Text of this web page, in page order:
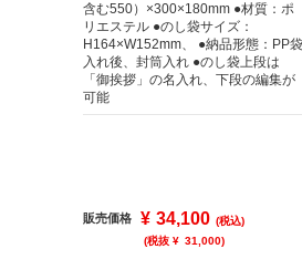
含む550）×300×180mm ●材質：ポ
リエステル ●のし袋サイズ：
H164×W152mm、 ●納品形態：PP袋
入れ後、封筒入れ ●のし袋上段は
「御挨拶」の名入れ、下段の編集が
可能
販売価格 ¥ 34,100 (税込)
(税抜 ¥ 31,000)